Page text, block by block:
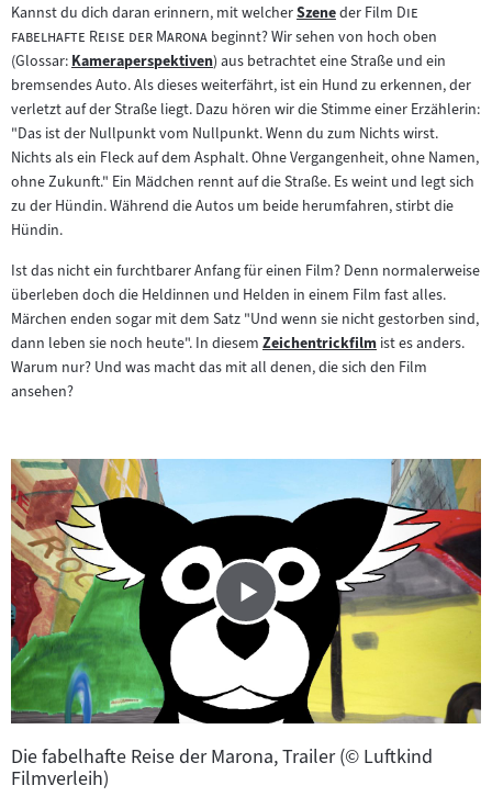
Kannst du dich daran erinnern, mit welcherZum
Inhalt:
Szeneder Film "Die
fabelhafte Reise der Marona"beginnt? Wir sehen von hoch oben
(Glossar:Zum
Inhalt:
Kameraperspektiven) aus betrachtet eine Straße und ein
bremsendes Auto. Als dieses weiterfährt, ist ein Hund zu erkennen, der
verletzt auf der Straße liegt. Dazu hören wir die Stimme einer Erzählerin:
"Das ist der Nullpunkt vom Nullpunkt. Wenn du zum Nichts wirst.
Nichts als ein Fleck auf dem Asphalt. Ohne Vergangenheit, ohne Namen,
ohne Zukunft." Ein Mädchen rennt auf die Straße. Es weint und legt sich
zu der Hündin. Während die Autos um beide herumfahren, stirbt die
Hündin.
Ist das nicht ein furchtbarer Anfang für einen Film? Denn normalerweise
überleben doch die Heldinnen und Helden in einem Film fast alles.
Märchen enden sogar mit dem Satz "Und wenn sie nicht gestorben sind,
dann leben sie noch heute". In diesem Zum
Inhalt:
Zeichentrickfilm ist es anders.
Warum nur? Und was macht das mit all denen, die sich den Film
ansehen?
Die fabelhafte Reise der Marona, Trailer (© Luftkind
Filmverleih)